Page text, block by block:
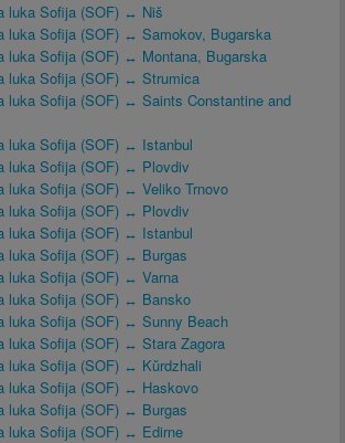
luka Sofija (SOF) ↔ Niš
luka Sofija (SOF) ↔ Samokov, Bugarska
luka Sofija (SOF) ↔ Montana, Bugarska
luka Sofija (SOF) ↔ Strumica
luka Sofija (SOF) ↔ Saints Constantine and
luka Sofija (SOF) ↔ Istanbul
luka Sofija (SOF) ↔ Plovdiv
luka Sofija (SOF) ↔ Veliko Trnovo
luka Sofija (SOF) ↔ Plovdiv
luka Sofija (SOF) ↔ Istanbul
luka Sofija (SOF) ↔ Burgas
luka Sofija (SOF) ↔ Varna
luka Sofija (SOF) ↔ Bansko
luka Sofija (SOF) ↔ Sunny Beach
luka Sofija (SOF) ↔ Stara Zagora
luka Sofija (SOF) ↔ Kŭrdzhali
luka Sofija (SOF) ↔ Haskovo
luka Sofija (SOF) ↔ Burgas
luka Sofija (SOF) ↔ Edirne